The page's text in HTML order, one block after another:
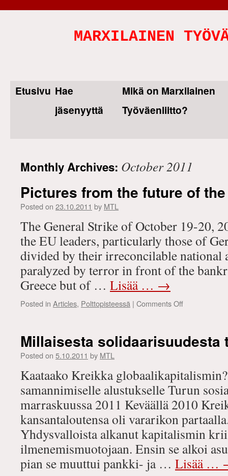
MARXILAINEN
Skip
Etusivu Hae
jäsenyyttä
Mikä on Marxilainen
Työväenliitto?
Monthly Archives: October 2011
Pictures from the future of
Posted on 23.10.2011 by MTL
The General Strike of October 19-20,
the EU leaders, particularly those of
divided by their irreconcilable national
paralyzed by terror in front of the
Greece but of … Lisää … →
Posted in Articles, Polttopisteessä | Comments Offon
future
European
Millaisesta
Posted on 5.10.2011 by MTL
Kaataako Kreikka
samannimiselle alustukselle Turun
marraskuussa 2011 Keväällä 2010
kansantaloutensa oli vararikon
Yhdysvalloista alkanut kapitalismin
ilmenemismuotojaan. Ensin se alkoi
pian se muuttui pankki- ja … Lisää …